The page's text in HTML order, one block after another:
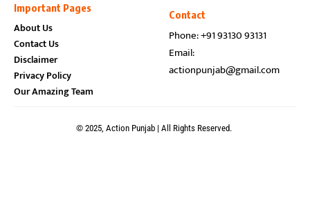
Important Pages
About Us
Contact Us
Disclaimer
Privacy Policy
Our Amazing Team
Contact
Phone: +91 93130 93131
Email:
actionpunjab@gmail.com
© 2025, Action Punjab | All Rights Reserved.